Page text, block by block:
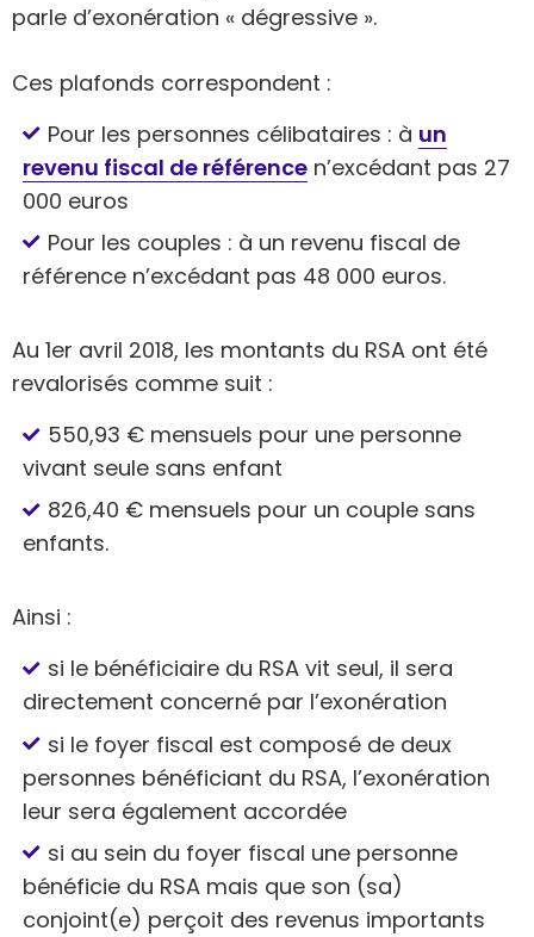
parle d’exonération « dégressive ».
Ces plafonds correspondent :
Pour les personnes célibataires : à un
revenu fiscal de référence n’excédant pas 27
000 euros
Pour les couples : à un revenu fiscal de
référence n’excédant pas 48 000 euros.
Au 1er avril 2018, les montants du RSA ont été
revalorisés comme suit :
550,93 € mensuels pour une personne
vivant seule sans enfant
826,40 € mensuels pour un couple sans
enfants.
Ainsi :
si le bénéficiaire du RSA vit seul, il sera
directement concerné par l’exonération
si le foyer fiscal est composé de deux
personnes bénéficiant du RSA, l’exonération
leur sera également accordée
si au sein du foyer fiscal une personne
bénéficie du RSA mais que son (sa)
conjoint(e) perçoit des revenus importants